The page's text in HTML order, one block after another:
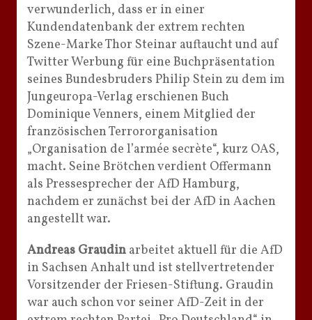
verwunderlich, dass er in einer
Kundendatenbank der extrem rechten
Szene-Marke Thor Steinar auftaucht und auf
Twitter Werbung für eine Buchpräsentation
seines Bundesbruders Philip Stein zu dem im
Jungeuropa-Verlag erschienen Buch
Dominique Venners, einem Mitglied der
französischen Terrororganisation
„Organisation de l’armée secrète“, kurz OAS,
macht. Seine Brötchen verdient Offermann
als Pressesprecher der AfD Hamburg,
nachdem er zunächst bei der AfD in Aachen
angestellt war.
Andreas Graudin arbeitet aktuell für die AfD
in Sachsen Anhalt und ist stellvertretender
Vorsitzender der Friesen-Stiftung. Graudin
war auch schon vor seiner AfD-Zeit in der